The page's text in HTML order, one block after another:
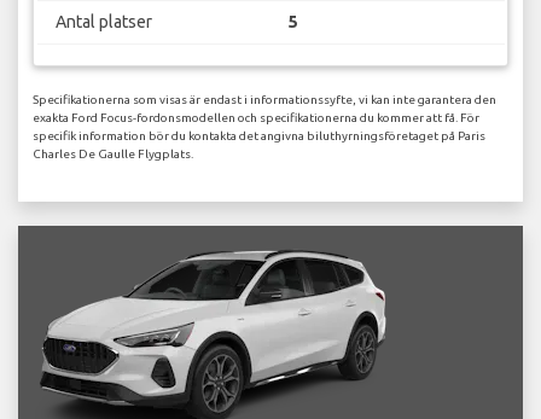
Antal platser 5
Specifikationerna som visas är endast i informationssyfte, vi kan inte garantera den
exakta Ford Focus-fordonsmodellen och specifikationerna du kommer att få. För
specifik information bör du kontakta det angivna biluthyrningsföretaget på Paris
Charles De Gaulle Flygplats.